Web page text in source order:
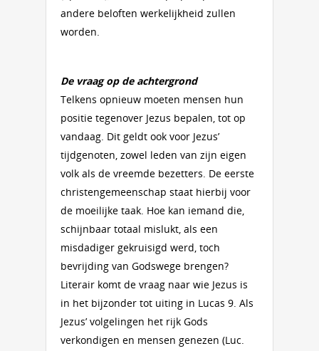
andere beloften werkelijkheid zullen
worden.
De vraag op de achtergrond
Telkens opnieuw moeten mensen hun
positie tegenover Jezus bepalen, tot op
vandaag. Dit geldt ook voor Jezus’
tijdgenoten, zowel leden van zijn eigen
volk als de vreemde bezetters. De eerste
christengemeenschap staat hierbij voor
de moeilijke taak. Hoe kan iemand die,
schijnbaar totaal mislukt, als een
misdadiger gekruisigd werd, toch
bevrijding van Godswege brengen?
Literair komt de vraag naar wie Jezus is
in het bijzonder tot uiting in Lucas 9. Als
Jezus’ volgelingen het rijk Gods
verkondigen en mensen genezen (Luc.